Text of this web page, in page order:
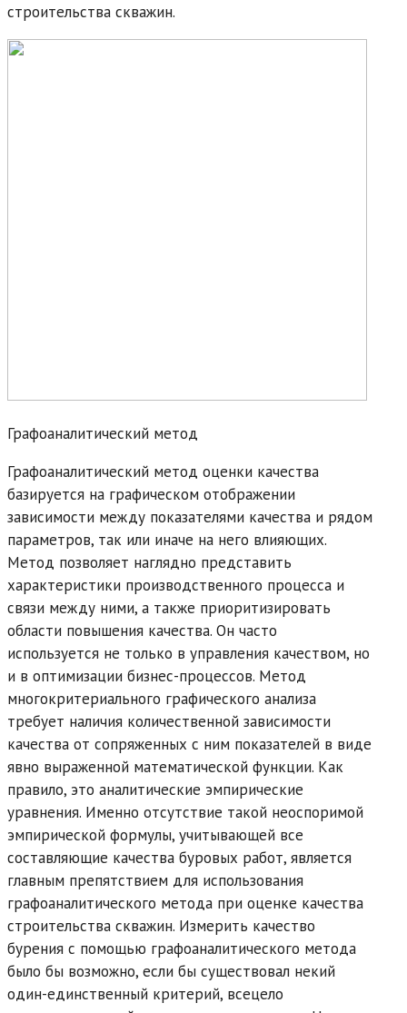
строительства скважин.
Графоаналитический метод
Графоаналитический метод оценки качества
базируется на графическом отображении
зависимости между показателями качества и рядом
параметров, так или иначе на него влияющих.
Метод позволяет наглядно представить
характеристики производственного процесса и
связи между ними, а также приоритизировать
области повышения качества. Он часто
используется не только в управления качеством, но
и в оптимизации бизнес-процессов. Метод
многокритериального графического анализа
требует наличия количественной зависимости
качества от сопряженных с ним показателей в виде
явно выраженной математической функции. Как
правило, это аналитические эмпирические
уравнения. Именно отсутствие такой неоспоримой
эмпирической формулы, учитывающей все
составляющие качества буровых работ, является
главным препятствием для использования
графоаналитического метода при оценке качества
строительства скважин. Измерить качество
бурения с помощью графоаналитического метода
было бы возможно, если бы существовал некий
один-единственный критерий, всецело